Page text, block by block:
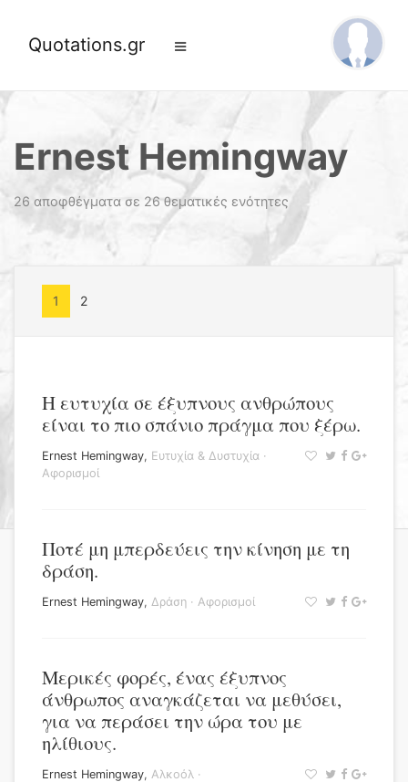
Quotations.gr
Ernest Hemingway
26 αποφθέγματα σε 26 θεματικές ενότητες
1 2
Η ευτυχία σε έξυπνους ανθρώπους
είναι το πιο σπάνιο πράγμα που ξέρω.
Ernest Hemingway, Ευτυχία & Δυστυχία ·
Αφορισμοί
Ποτέ μη μπερδεύεις την κίνηση με τη
δράση.
Ernest Hemingway, Δράση · Αφορισμοί
Μερικές φορές, ένας έξυπνος
άνθρωπος αναγκάζεται να μεθύσει,
για να περάσει την ώρα του με
ηλίθιους.
Ernest Hemingway, Αλκοόλ ·